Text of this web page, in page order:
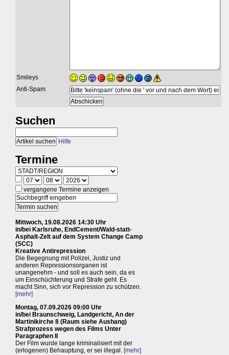
Smileys
Anti-Spam
Suchen
Hilfe
Termine
vergangene Termine anzeigen
Mittwoch, 19.08.2026 14:30 Uhr
in/bei Karlsruhe, EndCement/Wald-statt-
Asphalt-Zelt auf dem System Change Camp
(SCC)
Kreative Antirepression
Die Begegnung mit Polizei, Justiz und
anderen Repressionsorganen ist
unangenehm - und soll es auch sein, da es
um Einschüchterung und Strafe geht. Es
macht Sinn, sich vor Repression zu schützen.
[mehr]
Montag, 07.09.2026 09:00 Uhr
in/bei Braunschweig, Landgericht, An der
Martinikirche 8 (Raum siehe Aushang)
Strafprozess wegen des Films Unter
Paragraphen II
Der Film wurde lange kriminalisiert mit der
(erlogenen) Behauptung, er sei illegal. [mehr]